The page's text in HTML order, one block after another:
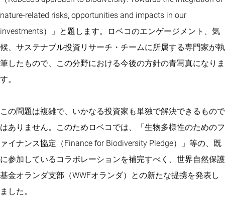
nature-related risks, opportunities and impacts in our
investments）」と題します。ロベコのエンゲージメント、気
候、サステナブル投資リサーチ・チームに所属する専門家が執
筆したもので、この分野における今後の方針の青写真になりま
す。
この問題は複雑で、いかなる投資家も単独で解決できるもので
はありません。このためロベコでは、「生物多様性のためのフ
ァイナンス協定（Finance for Biodiversity Pledge）」等の、既
に参加しているコラボレーションを補完すべく、世界自然保護
基金オランダ支部（WWFオランダ）との新たな提携を発表し
ました。